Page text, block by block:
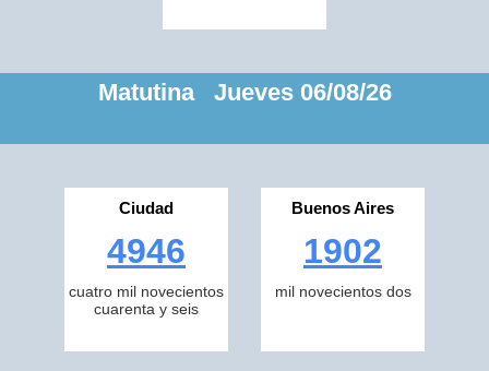
Matutina Jueves 06/08/26
Ciudad
4946
cuatro mil novecientos
cuarenta y seis
Buenos Aires
1902
mil novecientos dos